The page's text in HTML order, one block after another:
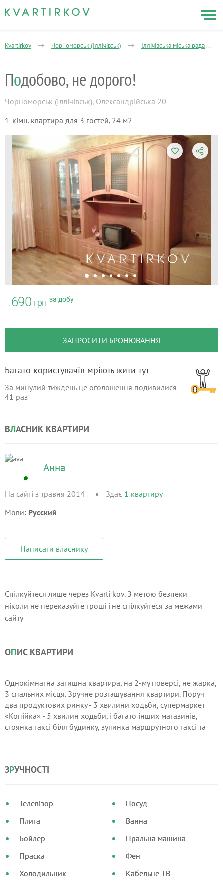
Kvartirkov Чорноморськ (Іллічівськ) Іллічівська міська рада
Подобово, не дорого!
Чорноморськ (Іллічівськ), Олександрійська 20
1-кімн. квартира для 3 гостей, 24 м2
690 грн за добу
ЗАПРОСИТИ БРОНЮВАННЯ
Багато користувачів мріють жити тут
За минулий тиждень це оголошення подивилися
41 раз
ВЛАСНИК КВАРТИРИ
Анна
На сайті з травня 2014 Здає 1 квартиру
Мови: Русский
Написати власнику
Спілкуйтеся лише через Kvartirkov. З метою безпеки
ніколи не переказуйте гроші і не спілкуйтеся за межами
сайту
ОПИС КВАРТИРИ
Однокімнатна затишна квартира, на 2-му поверсі, не жарка,
3 спальних місця. Зручне розташування квартири. Поруч
два продуктових ринку - 3 хвилини ходьби, супермаркет
«Копійка» - 5 хвилин ходьби, і багато інших магазинів,
стоянка таксі біля будинку, зупинка маршрутного таксі та
ЗРУЧНОСТІ
Телевізор
Плита
Бойлер
Праска
Холодильник
Посуд
Ванна
Пральна машина
Фен
Кабельне ТВ